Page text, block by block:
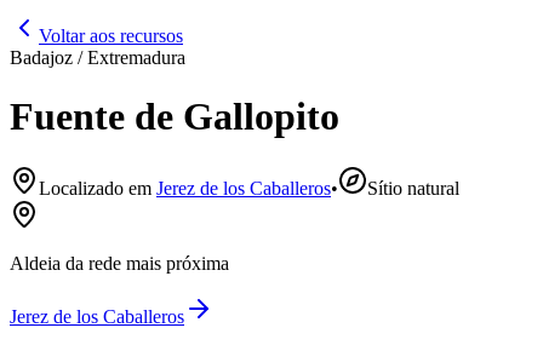
Voltar aos recursos
Badajoz / Extremadura
Fuente de Gallopito
Localizado em Jerez de los Caballeros• Sítio natural
Aldeia da rede mais próxima
Jerez de los Caballeros